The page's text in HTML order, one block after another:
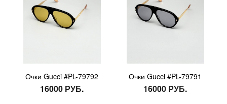
Очки Gucci #PL-79792
16000 РУБ.
Очки Gucci #PL-79791
16000 РУБ.